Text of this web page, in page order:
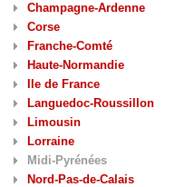
Champagne-Ardenne
Corse
Franche-Comté
Haute-Normandie
Ile de France
Languedoc-Roussillon
Limousin
Lorraine
Midi-Pyrénées
Nord-Pas-de-Calais